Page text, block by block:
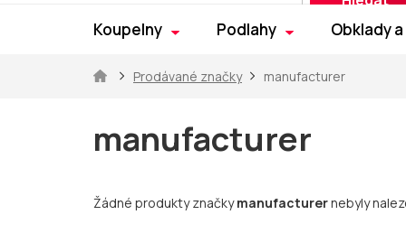
Koupelny Podlahy Obklady
DomůProdávané značky manufacturer
manufacturer
Žádné produkty značkymanufacturernebyly